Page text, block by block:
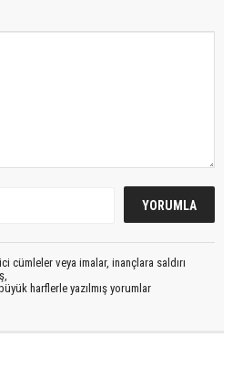
cümleler veya imalar, inançlara saldırı
harflerle yazılmış yorumlar